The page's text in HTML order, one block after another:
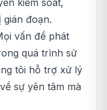
kiểm soát,
đoạn.
vấn đề phát
quá trình sử
tôi hỗ trợ xử lý
sự yên tâm mà